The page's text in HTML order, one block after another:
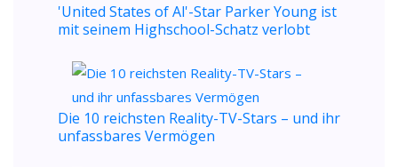
'United States of Al'-Star Parker Young ist
mit seinem Highschool-Schatz verlobt
Die 10 reichsten Reality-TV-Stars – und ihr
unfassbares Vermögen